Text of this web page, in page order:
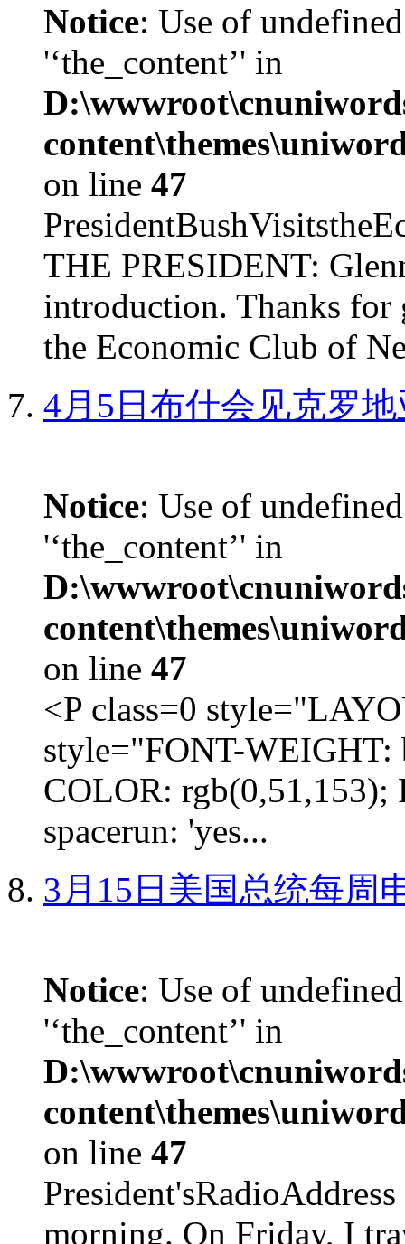
Notice: Use of
'‘the_content’' in
on line 47
THE PRESIDENT:
introduction. Thanks for
the Economic Club of
4月5日布什会见克罗
Notice: Use of
'‘the_content’' in
on line 47
<P class=0
style="FONT-
COLOR:
spacerun: 'yes...
3月15日美国总统每周
Notice: Use of
'‘the_content’' in
on line 47
morning. On Friday, I